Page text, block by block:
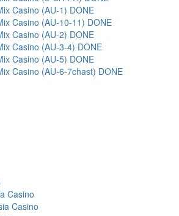
Casino (AU-1) DONE
Casino (AU-10-11) DONE
Casino (AU-2) DONE
Casino (AU-3-4) DONE
Casino (AU-5) DONE
Casino (AU-6-7chast) DONE
Casino
Casino